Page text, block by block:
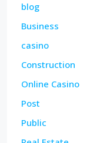
blog
Business
casino
Construction
Online Casino
Post
Public